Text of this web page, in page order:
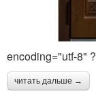
encoding="utf-8" ?
читать дальше →